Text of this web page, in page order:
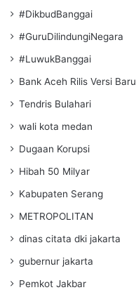
#DikbudBanggai
#GuruDilindungiNegara
#LuwukBanggai
Bank Aceh Rilis Versi Baru
Tendris Bulahari
wali kota medan
Dugaan Korupsi
Hibah 50 Milyar
Kabupaten Serang
METROPOLITAN
dinas citata dki jakarta
gubernur jakarta
Pemkot Jakbar